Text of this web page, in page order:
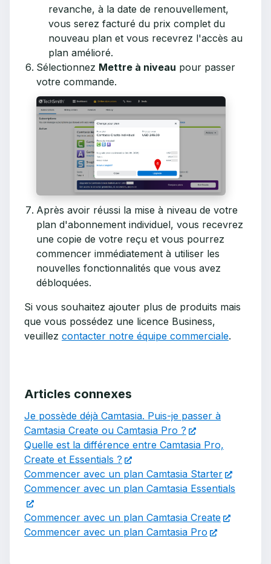
revanche, à la date de renouvellement,
vous serez facturé du prix complet du
nouveau plan et vous recevrez l'accès au
plan amélioré.
Sélectionnez Mettre à niveau pour passer
votre commande.
Après avoir réussi la mise à niveau de votre
plan d'abonnement individuel, vous recevrez
une copie de votre reçu et vous pourrez
commencer immédiatement à utiliser les
nouvelles fonctionnalités que vous avez
débloquées.
Si vous souhaitez ajouter plus de produits mais
que vous possédez une licence Business,
veuillez contacter notre équipe commerciale.
Articles connexes
Je possède déjà Camtasia. Puis-je passer à
Camtasia Create ou Camtasia Pro ?
Quelle est la différence entre Camtasia Pro,
Create et Essentials ?
Commencer avec un plan Camtasia Starter
Commencer avec un plan Camtasia Essentials
Commencer avec un plan Camtasia Create
Commencer avec un plan Camtasia Pro